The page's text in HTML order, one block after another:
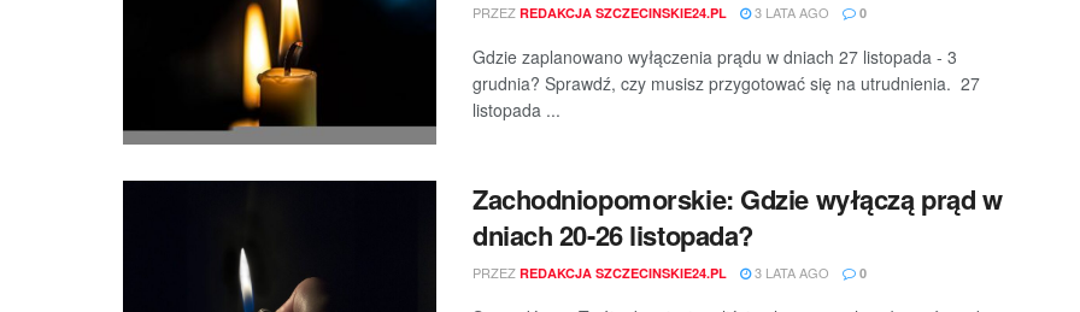
PRZEZ REDAKCJA SZCZECINSKIE24.PL 3 LATA AGO 0
Gdzie zaplanowano wyłączenia prądu w dniach 27 listopada - 3
grudnia? Sprawdź, czy musisz przygotować się na utrudnienia. 27
listopada ...
Zachodniopomorskie: Gdzie wyłączą prąd w
dniach 20-26 listopada?
PRZEZ REDAKCJA SZCZECINSKIE24.PL 3 LATA AGO 0